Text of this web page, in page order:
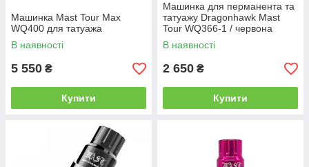
Машинка Mast Tour Max
WQ400 для татуажа
В наявності
5 550 ₴
Купити
Машинка для перманента та
татуажу Dragonhawk Mast
Tour WQ366-1 / червона
В наявності
2 650 ₴
Купити